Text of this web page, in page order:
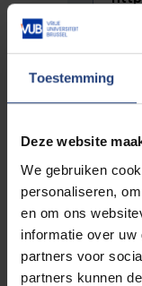
Toestemming
Deze website
We gebruiken
personaliseren,
en om ons
informatie over
partners voor
partners kunnen
De